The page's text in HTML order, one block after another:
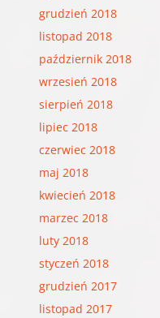
grudzień 2018
listopad 2018
październik 2018
wrzesień 2018
sierpień 2018
lipiec 2018
czerwiec 2018
maj 2018
kwiecień 2018
marzec 2018
luty 2018
styczeń 2018
grudzień 2017
listopad 2017